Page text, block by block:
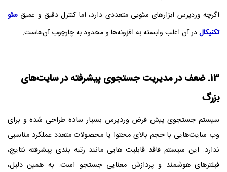
اگرچه وردپرس ابزارهای سئویی متعددی دارد، اما کنترل دقیق و عمیق سئو
تکنیکالدر آن اغلب وابسته به افزونه‌ها و محدود به چارچوب آن‌هاست.
۱۳. ضعف در مدیریت جستجوی پیشرفته در سایت‌های
بزرگ
سیستم جستجوی پیش‌ فرض وردپرس بسیار ساده طراحی شده و برای
وب‌ سایت‌هایی با حجم بالای محتوا یا محصولات متعدد عملکرد مناسبی
ندارد. این سیستم فاقد قابلیت‌ هایی مانند رتبه‌ بندی پیشرفته نتایج،
فیلترهای هوشمند و پردازش معنایی جستجو است. به همین دلیل،